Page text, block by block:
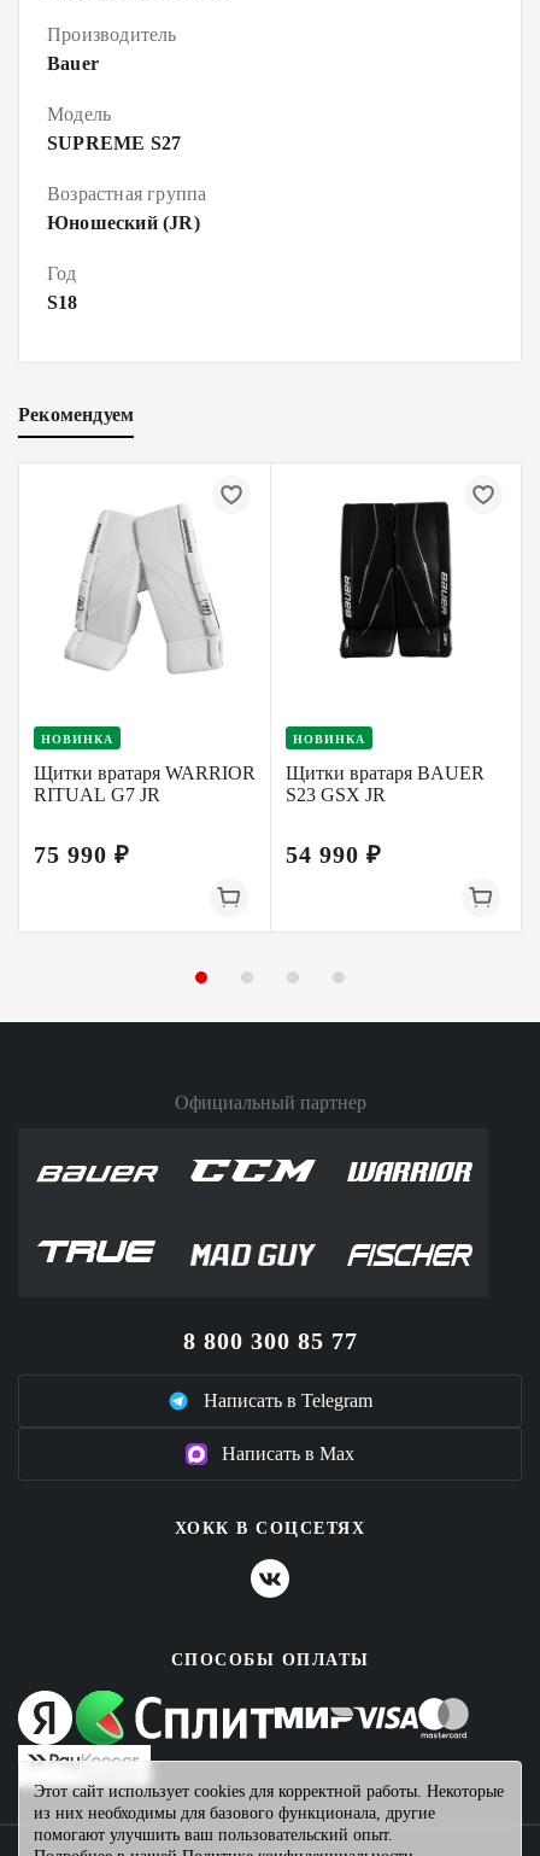
Производитель
Bauer
Модель
SUPREME S27
Возрастная группа
Юношеский (JR)
Год
S18
Рекомендуем
НОВИНКА
Щитки вратаря WARRIOR
RITUAL G7 JR
75 990 ₽
НОВИНКА
Щитки вратаря BAUER
S23 GSX JR
54 990 ₽
Официальный партнер
8 800 300 85 77
Написать в Telegram
Написать в Max
ХОКК В СОЦСЕТЯХ
СПОСОБЫ ОПЛАТЫ
Этот сайт использует cookies для корректной работы. Некоторые
из них необходимы для базового функционала, другие
помогают улучшить ваш пользовательский опыт.